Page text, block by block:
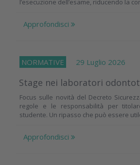
l’esecuzione dell’esame, riducendo la
Approfondisci
NORMATIVE 29 Luglio 2026
Stage nei laboratori
Focus sulle novità del Decreto
regole e le responsabilità per
studente. Un ripasso che può essere
Approfondisci